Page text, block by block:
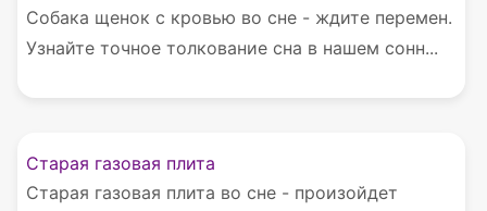
Собака щенок с кровью во сне - ждите перемен.
Узнайте точное толкование сна в нашем сонн...
Старая газовая плита
Старая газовая плита во сне - произойдет